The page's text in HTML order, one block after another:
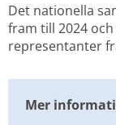
Det nationella
fram till 2024
representanter
Mer